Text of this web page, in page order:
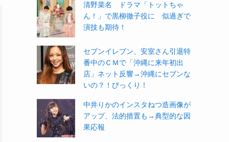
清野菜名 ドラマ「トットちゃ
ん！」で黒柳徹子役に 似過ぎで
演技も期待！
セブンイレブン、安室さん引退特
番中のＣＭで「沖縄に来年初出
店」ネット反響→沖縄にセブンな
いの？！びっくり！
中井りかのインスタねつ造画像が
アップ、法的措置も→典型的な因
果応報